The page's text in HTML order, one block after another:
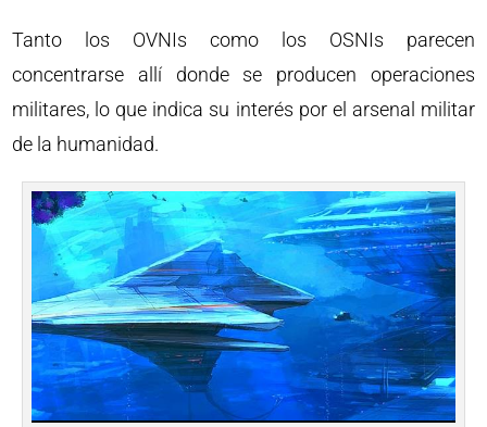
Tanto los OVNIs como los OSNIs parecen
concentrarse allí donde se producen operaciones
militares, lo que indica su interés por el arsenal militar
de la humanidad.